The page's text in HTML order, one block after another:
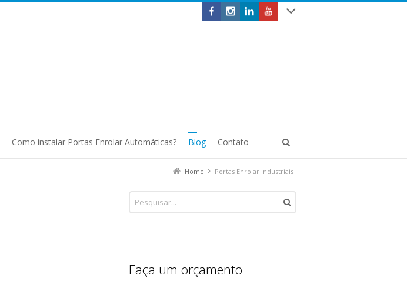
Como instalar Portas Enrolar Automáticas? Blog Contato
Home Portas Enrolar Industriais
Faça um orçamento